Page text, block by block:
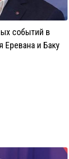
событий в
Еревана и Баку